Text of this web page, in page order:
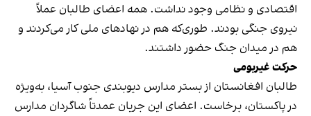
اقتصادی و نظامی وجود نداشت. همه اعضای طالبان عملاً
نیروی جنگی بودند. طوری‌که هم در نهادهای ملی کار می‌کردند و
هم در میدان جنگ حضور داشتند.
حرکت غیربومی
طالبان افغانستان از بستر مدارس دیوبندی جنوب آسیا، به‌ویژه
در پاکستان، برخاست. اعضای این جریان عمدتاً شاگردان مدارس